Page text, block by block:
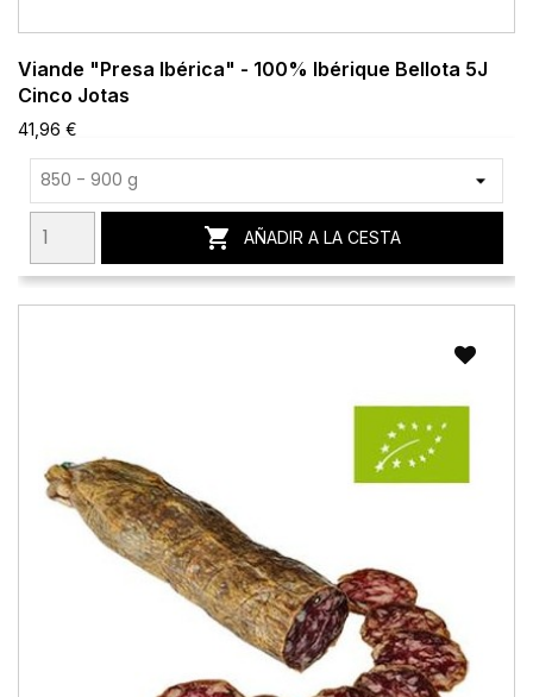
Viande "Presa Ibérica" - 100% Ibérique Bellota 5J
Cinco Jotas
41,96 €
 AÑADIR A LA CESTA